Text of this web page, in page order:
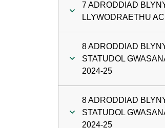
7 ADRODDIAD
LLYWODRAETHU
8 ADRODDIAD
STATUDOL
2024-25
8 ADRODDIAD
STATUDOL
2024-25